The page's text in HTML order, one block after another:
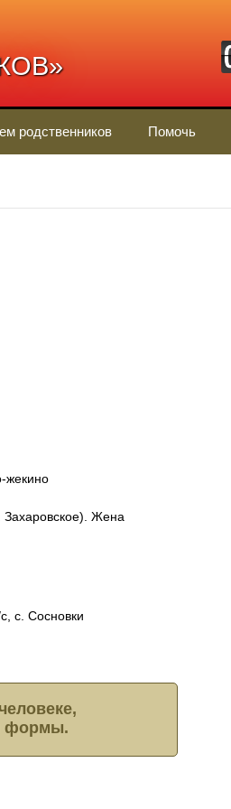
родственников Помочь
жекино
Захаровское). Жена
с. Сосновки
формы.